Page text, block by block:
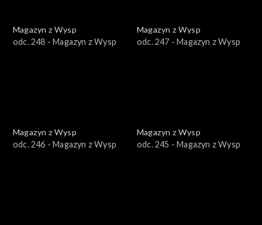
Magazyn z Wysp
odc. 248 - Magazyn z Wysp
Magazyn z Wysp
odc. 247 - Magazyn z Wysp
Magazyn z Wysp
odc. 246 - Magazyn z Wysp
Magazyn z Wysp
odc. 245 - Magazyn z Wysp